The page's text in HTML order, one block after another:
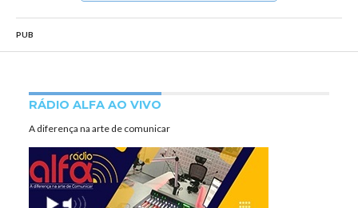
PUB
RÁDIO ALFA AO VIVO
A diferença na arte de comunicar